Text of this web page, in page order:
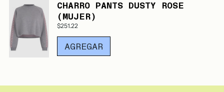
CHARRO PANTS DUSTY ROSE
(MUJER)
$251.22
AGREGAR